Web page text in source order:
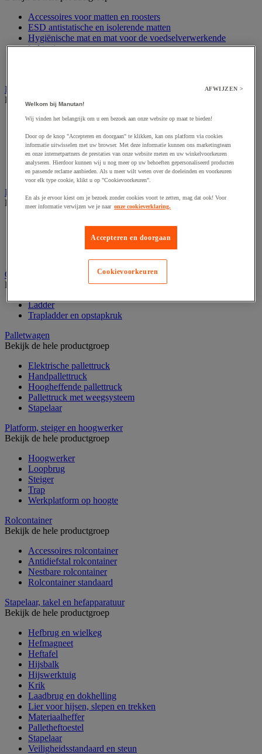
Accessoires voor matten en roosters
ESD antistatische en isolerende matten
Hygiënische mat en mat voor de voedselverwerkende
industrie
Industriele ventilator en afzuigkap
Bekijk de hele productgroep
Accessoires voor afzuigsysteem
Afzuigkap en -bak
Industriële ventilator
Koppeling en verluchtingskoker
Rook afzuigkap
Laboratoriummeubilair
Bekijk de hele productgroep
Laboratoriumkast
Laboratoriumladekast
Opstapkruk, trap en ladder
Bekijk de hele productgroep
Ladder
Trapladder en opstapkruk
Palletwagen
Bekijk de hele productgroep
Elektrische pallettruck
Handpallettruck
Hoogheffende pallettruck
Pallettruck met weegsysteem
Stapelaar
Platform, steiger en hoogwerker
Bekijk de hele productgroep
Hoogwerker
Loopbrug
Steiger
Trap
Werkplatform op hoogte
Rolcontainer
Bekijk de hele productgroep
Accessoires rolcontainer
Antidiefstal rolcontainer
Nestbare rolcontainer
Rolcontainer standaard
Stapelaar, takel en hefapparatuur
Bekijk de hele productgroep
Hefbrug en wielkeg
Hefmagneet
Heftafel
Hijsbalk
Hijswerktuig
Krik
Laadbrug en dokhelling
Lier voor hijsen, slepen en trekken
Materiaalheffer
Palletheftoestel
Stapelaar
Veiligheidsstandaard en steun
AFWIJZEN >
Welkom bij Manutan!
Wij vinden het belangrijk om u een bezoek aan onze website op maat te bieden!
Door op de knop "Accepteren en doorgaan" te klikken, kan ons platform via cookies
informatie uitwisselen met uw browser. Met deze informatie kunnen ons marketingteam
en onze internetpartners de prestaties van onze website meten en uw winkelvoorkeuren
analyseren. Hierdoor kunnen wij u nog meer op uw behoeften gepersonaliseerd producten
en passende reclame aanbieden. Als u meer wilt weten over de doeleinden en voorkeuren
voor elk type cookie, klikt u op "Cookievoorkeuren".
En als je ervoor kiest om je bezoek zonder cookies voort te zetten, mag dat ook! Voor
meer informatie verwijzen we je naar onze cookieverklaring.
Accepteren en doorgaan
Cookievoorkeuren